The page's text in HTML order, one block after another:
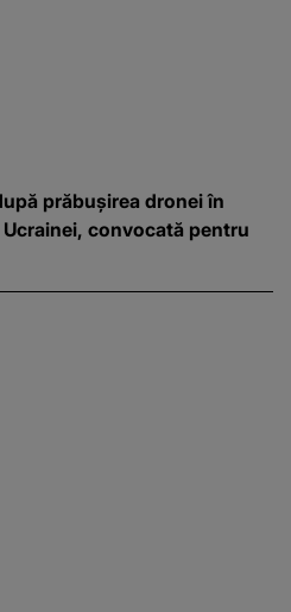
prăbușirea dronei în
convocată pentru